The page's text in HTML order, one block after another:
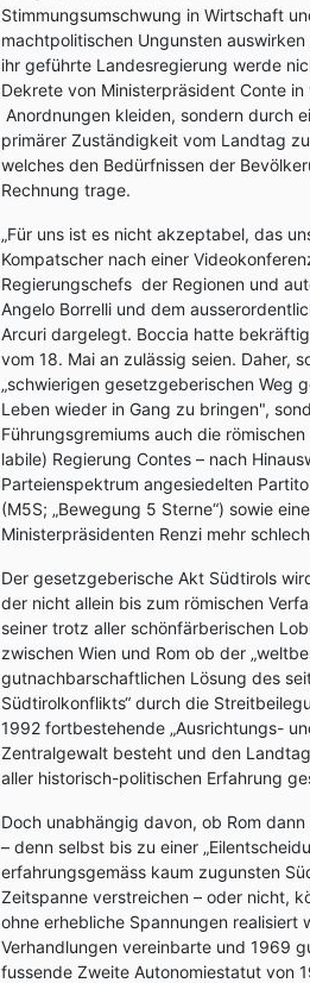
Stimmungsumschwung in Wirtschaft
machtpolitischen Ungunsten
ihr geführte Landesregierung werde
Dekrete von Ministerpräsident Conte
Anordnungen kleiden, sondern durch
primärer Zuständigkeit vom Landtag
welches den Bedürfnissen der
Rechnung trage.
„Für uns ist es nicht akzeptabel, das
Kompatscher nach einer
Regierungschefs der Regionen und
Angelo Borrelli und dem
Arcuri dargelegt. Boccia hatte
vom 18. Mai an zulässig seien. Daher,
„schwierigen gesetzgeberischen Weg
Leben wieder in Gang zu bringen",
Führungsgremiums auch die
labile) Regierung Contes – nach
Parteienspektrum angesiedelten
(M5S; „Bewegung 5 Sterne“) sowie
Ministerpräsidenten Renzi mehr
Der gesetzgeberische Akt Südtirols
der nicht allein bis zum römischen
seiner trotz aller schönfärberischen
zwischen Wien und Rom ob der
gutnachbarschaftlichen Lösung des
Südtirolkonflikts“ durch die
1992 fortbestehende „Ausrichtungs-
Zentralgewalt besteht und den
aller historisch-politischen Erfahrung
Doch unabhängig davon, ob Rom
– denn selbst bis zu einer
erfahrungsgemäss kaum zugunsten
Zeitspanne verstreichen – oder nicht,
ohne erhebliche Spannungen
Verhandlungen vereinbarte und 1969
fussende Zweite Autonomiestatut von